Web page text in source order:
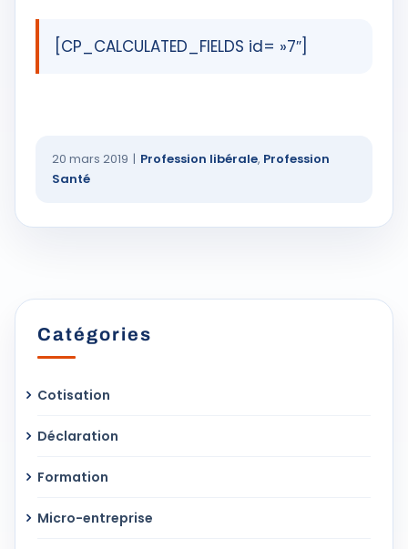
[CP_CALCULATED_FIELDS id= »7″]
20 mars 2019 | Profession libérale, Profession
Santé
Catégories
Cotisation
Déclaration
Formation
Micro-entreprise